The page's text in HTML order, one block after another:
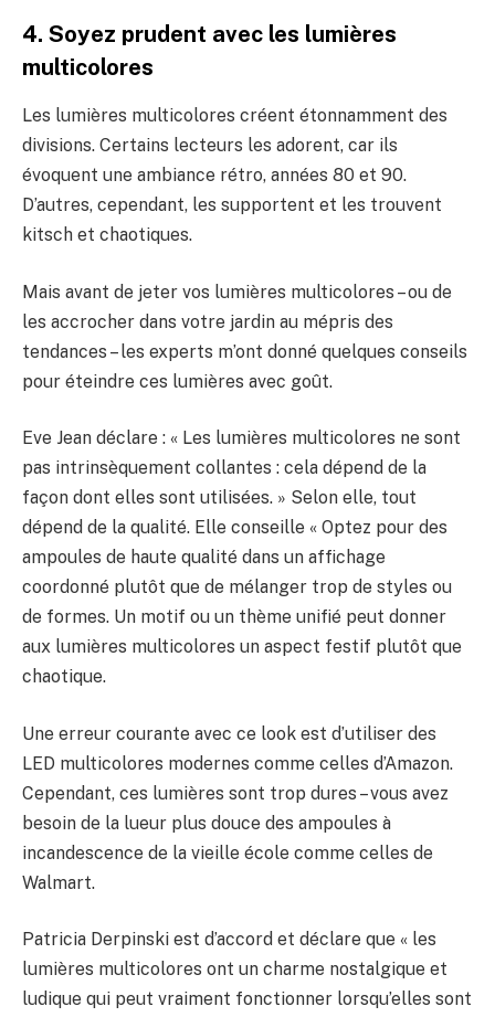
4. Soyez prudent avec les lumières
multicolores
Les lumières multicolores créent étonnamment des
divisions. Certains lecteurs les adorent, car ils
évoquent une ambiance rétro, années 80 et 90.
D’autres, cependant, les supportent et les trouvent
kitsch et chaotiques.
Mais avant de jeter vos lumières multicolores – ou de
les accrocher dans votre jardin au mépris des
tendances – les experts m’ont donné quelques conseils
pour éteindre ces lumières avec goût.
Eve Jean déclare : « Les lumières multicolores ne sont
pas intrinsèquement collantes : cela dépend de la
façon dont elles sont utilisées. » Selon elle, tout
dépend de la qualité. Elle conseille « Optez pour des
ampoules de haute qualité dans un affichage
coordonné plutôt que de mélanger trop de styles ou
de formes. Un motif ou un thème unifié peut donner
aux lumières multicolores un aspect festif plutôt que
chaotique.
Une erreur courante avec ce look est d’utiliser des
LED multicolores modernes comme celles d’Amazon.
Cependant, ces lumières sont trop dures – vous avez
besoin de la lueur plus douce des ampoules à
incandescence de la vieille école comme celles de
Walmart.
Patricia Derpinski est d’accord et déclare que « les
lumières multicolores ont un charme nostalgique et
ludique qui peut vraiment fonctionner lorsqu’elles sont